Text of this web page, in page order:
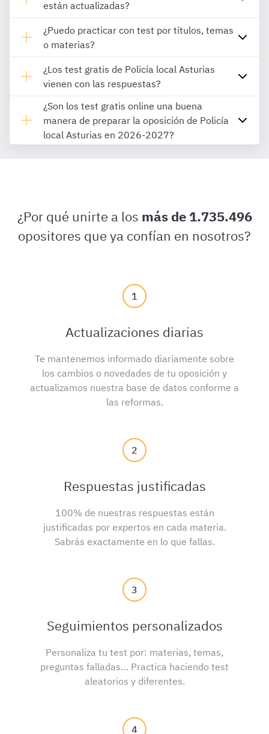
están actualizadas?
¿Puedo practicar con test por títulos, temas
o materias?
¿Los test gratis de Policía local Asturias
vienen con las respuestas?
¿Son los test gratis online una buena
manera de preparar la oposición de Policía
local Asturias en 2026-2027?
¿Por qué unirte a los más de 1.735.496
opositores que ya confían en nosotros?
1
Actualizaciones diarias
Te mantenemos informado diariamente sobre
los cambios o novedades de tu oposición y
actualizamos nuestra base de datos conforme a
las reformas.
2
Respuestas justificadas
100% de nuestras respuestas están
justificadas por expertos en cada materia.
Sabrás exactamente en lo que fallas.
3
Seguimientos personalizados
Personaliza tu test por: materias, temas,
preguntas falladas… Practica haciendo test
aleatorios y diferentes.
4